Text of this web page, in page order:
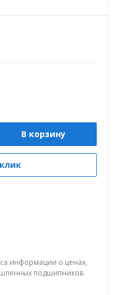
В корзину
информации о ценах,
подшипников.